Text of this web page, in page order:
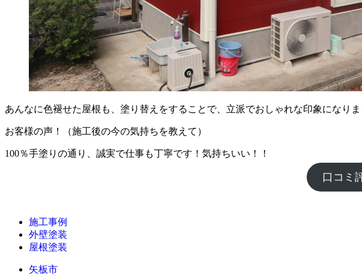
あんなに色褪せた屋根も、塗り替えをすることで、立派でおしゃれな印象になりま
お客様の声！（施工後の今の気持ちを教えて）
100％手塗りの通り、誠実で仕事も丁寧です！気持ちいい！！
口コミ
施工事例
外壁塗装
屋根塗装
矢板市